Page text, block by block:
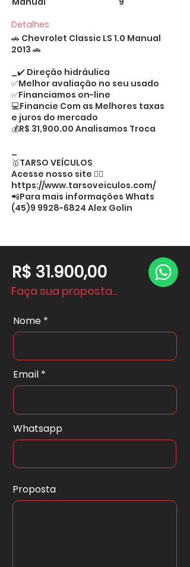
Detalhes
🚗 Chevrolet Classic LS 1.0 Manual
2013 🚗
_✔️ Direção hidráulica
✅Melhor avaliação no seu usado
✅Financiamos on-line
💻Financie Com as Melhores taxas
e juros do mercado
💰R$ 31,900.00 Analisamos Troca
_
🥇TARSO VEÍCULOS
Acesse nosso site 👉🏻
https://www.tarsoveiculos.com/
📲Para mais informações Whats
(45)9 9928-6824 Alex Golin
R$ 31.900,00
Faça sua proposta...
Nome
Email
Whatsapp
Proposta